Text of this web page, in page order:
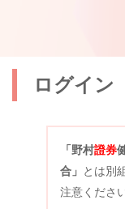
ログイン
「野村證券
合」 とは別
注意ください